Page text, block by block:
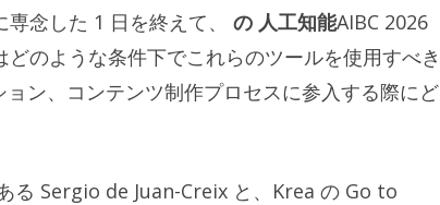
念した 1 日を終えて、 の 人工知能AIBC 2026
のような条件下でこれらのツールを使用すべき
ン、コンテンツ制作プロセスに参入する際にど
る Sergio de Juan-Creix と、Krea の Go to